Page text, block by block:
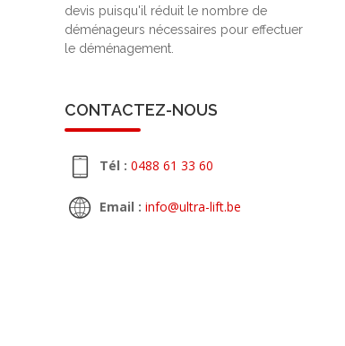
devis puisqu'il réduit le nombre de
déménageurs nécessaires pour effectuer
le déménagement.
CONTACTEZ-NOUS
Tél : 0488 61 33 60
Email : info@ultra-lift.be